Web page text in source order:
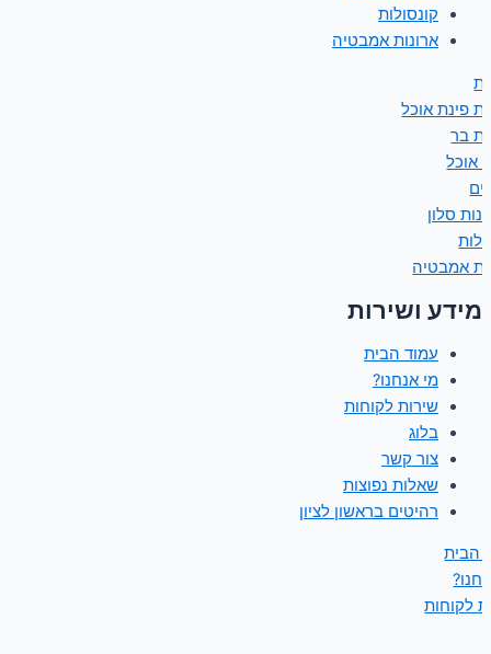
קונסולות
ארונות אמבטיה
פינת אוכל
בר
אוכל
סלון
אמבטיה
מידע ושירות
עמוד הבית
מי אנחנו?
שירות לקוחות
בלוג
צור קשר
שאלות נפוצות
רהיטים בראשון לציון
הבית
לקוחות